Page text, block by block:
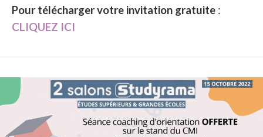
Pour télécharger votre invitation gratuite :
CLIQUEZ ICI